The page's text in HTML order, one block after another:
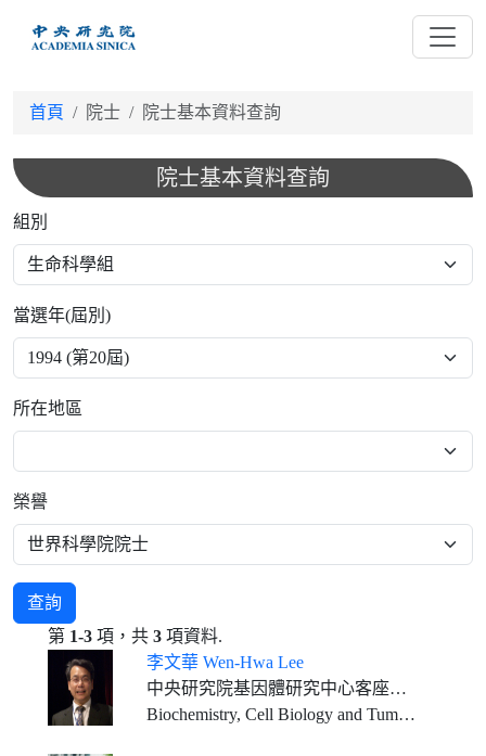
首頁 院士 院士基本資料查詢
院士基本資料查詢
組別
當選年(屆別)
所在地區
榮譽
查詢
第 1-3 項，共 3 項資料.
李文華 Wen-Hwa Lee
中央研究院基因體研究中心客座講座
Biochemistry, Cell Biology and Tumor Biology